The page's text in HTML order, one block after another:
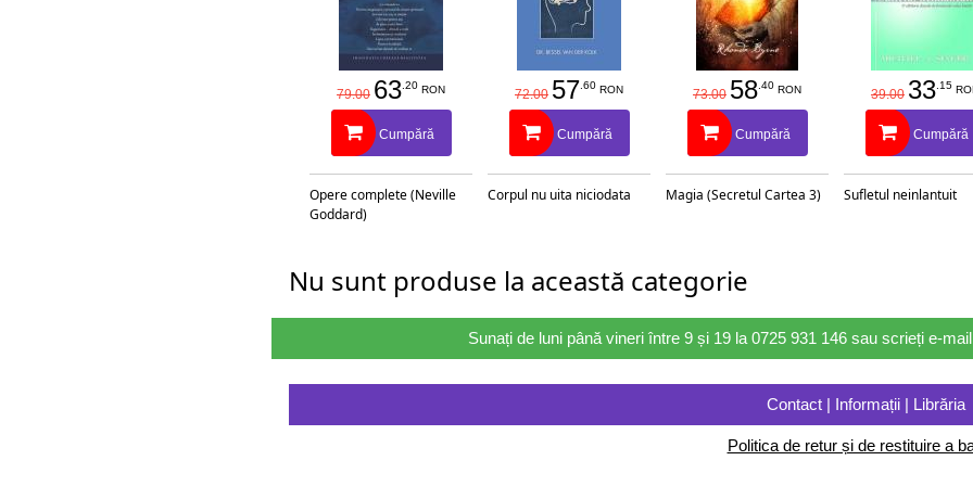
79.00 63 .20 RON
Cumpără
Opere complete (Neville
Goddard)
72.00 57 .60 RON
Cumpără
Corpul nu uita niciodata
73.00 58 .40 RON
Cumpără
Magia (Secretul Cartea 3)
39.00 33 .15
Cumpără
Sufletul neinlantuit
Nu sunt produse la această categorie
Sunați de luni până vineri între 9 și 19 la 0725 931 146 sau scrieți e-
Contact | Informații | Librăria
Politica de retur și de restituire a